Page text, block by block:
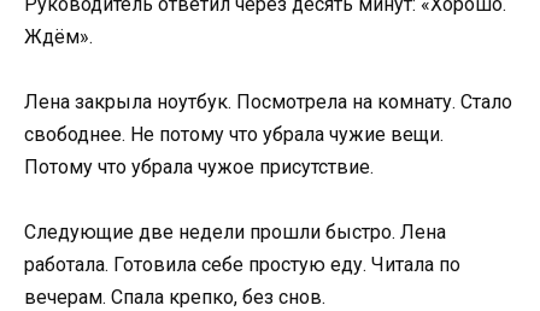
Ждём».
Лена закрыла ноутбук. Посмотрела на комнату. Стало
свободнее. Не потому что убрала чужие вещи.
Потому что убрала чужое присутствие.
Следующие две недели прошли быстро. Лена
работала. Готовила себе простую еду. Читала по
вечерам. Спала крепко, без снов.